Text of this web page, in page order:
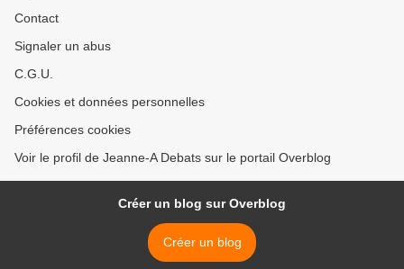
Contact
Signaler un abus
C.G.U.
Cookies et données personnelles
Préférences cookies
Voir le profil de Jeanne-A Debats sur le portail Overblog
Créer un blog sur Overblog
Créer un blog